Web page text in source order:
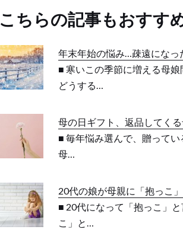
こちらの記事もおすす
年末年始の悩み…疎遠になっ
■ 寒いこの季節に増える母
どうする…
母の日ギフト、返品してく
■ 毎年悩み選んで、贈って
母…
20代の娘が母親に「抱っこ
■ 20代になって「抱っこ」
こ」と…